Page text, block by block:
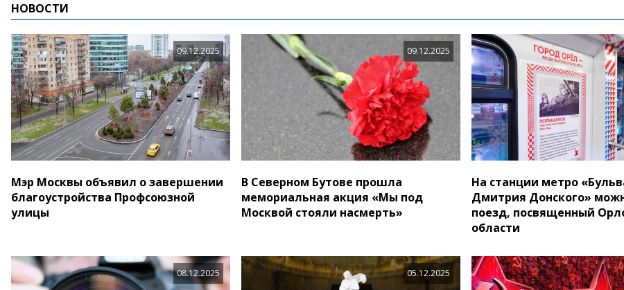
НОВОСТИ
09.12.2025
Мэр Москвы объявил о завершении
благоустройства Профсоюзной
улицы
09.12.2025
В Северном Бутове прошла
мемориальная акция «Мы под
Москвой стояли насмерть»
На станции метро
Дмитрия Донского»
поезд, посвященный
области
08.12.2025 05.12.2025